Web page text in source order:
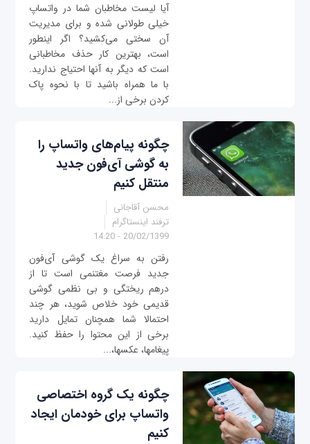
آیا لیست مخاطبان شما در واتساپ
خیلی طولانی شده و برای مدیریت
آن سختی می‌کشید؟ اگر اینطور
است، بهترین کار حذف مخاطبانی
است که دیگر به آنها احتیاج ندارید.
با ما همراه باشید تا با نحوه پاک
کردن برخی از...
چگونه پیام‌های واتساپ را
به گوشی آی‌فون جدید
منتقل کنیم
محسن آقاجانی
ترفند اینستاگرام
20/02/1399 - 14:20
رفتن به سراغ یک گوشی آی‌فون
جدید فرصت مغتنمی‌‌ است تا از
درهم ریختگی و بی نظمی‌‌ گوشی
قدیمی‌‌ خود خلاص شوید، هر چند
احتمالا شما همچنان تمایل دارید
برخی از این محتوا را حفظ کنید.
پیغامها، عکسها،...
چگونه یک گروه اختصاصی
واتساپ برای خودمان ایجاد
کنیم